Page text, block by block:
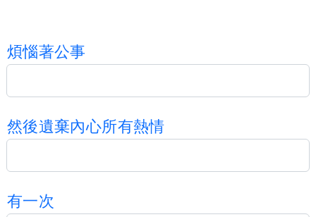
煩惱著公事
然後遺棄內心所有熱情
有一次